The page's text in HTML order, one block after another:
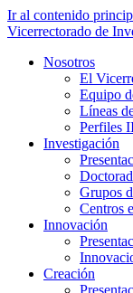
Ir al contenido
Vicerrectorado de
Nosotros
El
Equipo
Líneas
Perfiles
Investigación
Grupos
Centros
Innovación
Creación